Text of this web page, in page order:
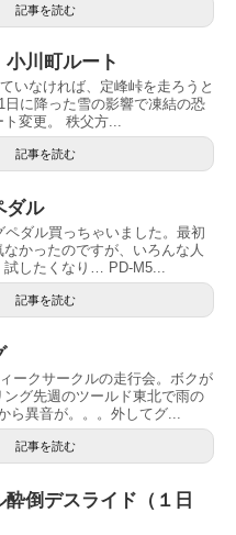
記事を読む
川町ルート
いなければ、定峰峠を走ろうと
日に降った雪の影響で凍結の恐
変更。 秩父方...
記事を読む
ダル
ダル買っちゃいました。最初
かったのですが、いろんな人
試したくなり… PD-M5...
記事を読む
ークサークルの走行会。ボクが
グ先週のツールド東北で雨の
ら異音が。。。外してグ...
記事を読む
倒デスライド（１日